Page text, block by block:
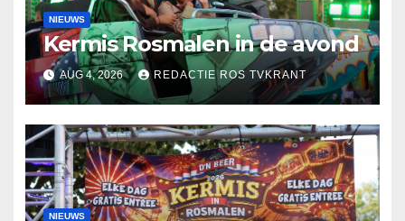
NIEUWS
Kermis Rosmalen in de avond
AUG 4, 2026 REDACTIE ROS TVKRANT
NIEUWS